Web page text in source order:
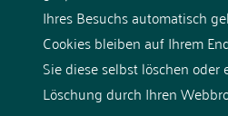
Ihres Besuchs automatisch
Cookies bleiben auf Ihrem
Sie diese selbst löschen
Löschung durch Ihren